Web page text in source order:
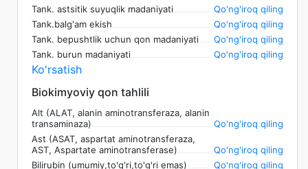
Tank. astsitik suyuqlik madaniyati
Qo'ng'iroq qiling
Tank.balg'am ekish
Qo'ng'iroq qiling
Tank. bepushtlik uchun qon madaniyati
Qo'ng'iroq qiling
Tank. burun madaniyati
Qo'ng'iroq qiling
Ko'rsatish
Biokimyoviy qon tahlili
Alt (ALAT, alanin aminotransferaza, alanin
transaminaza)
Qo'ng'iroq qiling
Ast (ASAT, aspartat aminotransferaza,
AST, Aspartate aminotransferase)
Qo'ng'iroq qiling
Bilirubin (umumiy,to'g'ri,to'g'ri emas)
Qo'ng'iroq qiling